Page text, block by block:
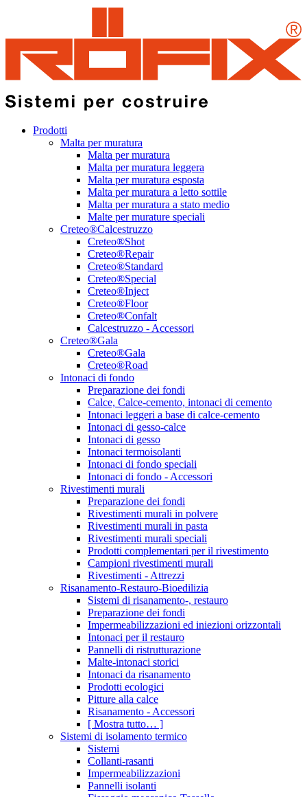
Prodotti
Malta per muratura
Malta per muratura
Malta per muratura leggera
Malta per muratura esposta
Malta per muratura a letto sottile
Malta per muratura a stato medio
Malte per murature speciali
Creteo®Calcestruzzo
Creteo®Shot
Creteo®Repair
Creteo®Standard
Creteo®Special
Creteo®Inject
Creteo®Floor
Creteo®Confalt
Calcestruzzo - Accessori
Creteo®Gala
Creteo®Gala
Creteo®Road
Intonaci di fondo
Preparazione dei fondi
Calce, Calce-cemento, intonaci di cemento
Intonaci leggeri a base di calce-cemento
Intonaci di gesso-calce
Intonaci di gesso
Intonaci termoisolanti
Intonaci di fondo speciali
Intonaci di fondo - Accessori
Rivestimenti murali
Preparazione dei fondi
Rivestimenti murali in polvere
Rivestimenti murali in pasta
Rivestimenti murali speciali
Prodotti complementari per il rivestimento
Campioni rivestimenti murali
Rivestimenti - Attrezzi
Risanamento-Restauro-Bioedilizia
Sistemi di risanamento-, restauro
Preparazione dei fondi
Impermeabilizzazioni ed iniezioni orizzontali
Intonaci per il restauro
Pannelli di ristrutturazione
Malte-intonaci storici
Intonaci da risanamento
Prodotti ecologici
Pitture alla calce
Risanamento - Accessori
[ Mostra tutto… ]
Sistemi di isolamento termico
Sistemi
Collanti-rasanti
Impermeabilizzazioni
Pannelli isolanti